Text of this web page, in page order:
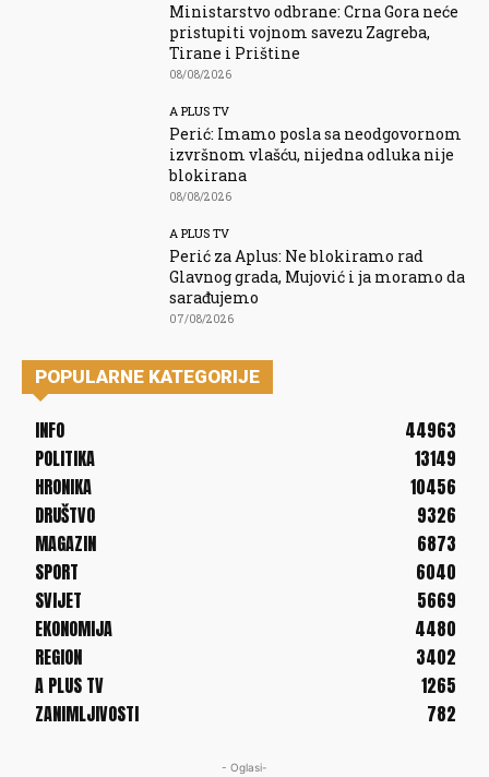
Ministarstvo odbrane: Crna Gora neće
pristupiti vojnom savezu Zagreba,
Tirane i Prištine
08/08/2026
A PLUS TV
Perić: Imamo posla sa neodgovornom
izvršnom vlašću, nijedna odluka nije
blokirana
08/08/2026
A PLUS TV
Perić za Aplus: Ne blokiramo rad
Glavnog grada, Mujović i ja moramo da
sarađujemo
07/08/2026
POPULARNE KATEGORIJE
INFO
44963
POLITIKA
13149
HRONIKA
10456
DRUŠTVO
9326
MAGAZIN
6873
SPORT
6040
SVIJET
5669
EKONOMIJA
4480
REGION
3402
A PLUS TV
1265
ZANIMLJIVOSTI
782
- Oglasi-